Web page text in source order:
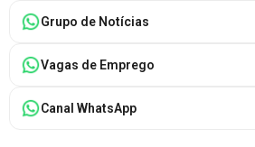
Grupo de Notícias
Vagas de Emprego
Canal WhatsApp